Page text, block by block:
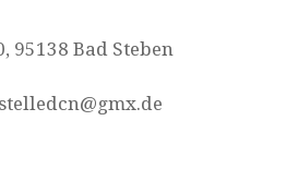
95138 Bad Steben